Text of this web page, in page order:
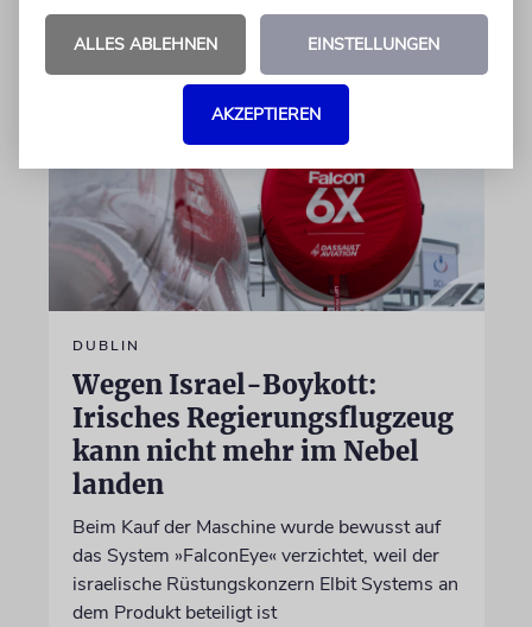
07.08.2026
DUBLIN
Wegen Israel-Boykott:
Irisches Regierungsflugzeug
kann nicht mehr im Nebel
landen
Beim Kauf der Maschine wurde bewusst auf
das System »FalconEye« verzichtet, weil der
israelische Rüstungskonzern Elbit Systems an
dem Produkt beteiligt ist
ALLES ABLEHNEN EINSTELLUNGEN
AKZEPTIEREN